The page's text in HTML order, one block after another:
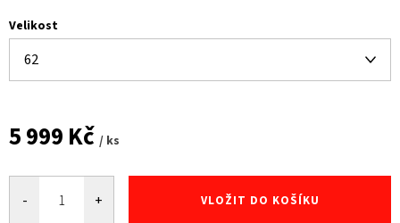
Velikost
5 999 Kč / ks
cena:
VLOŽIT DO KOŠÍKU